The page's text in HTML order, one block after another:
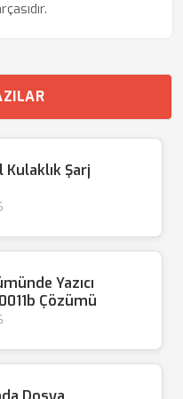
Kulaklık Şarj
Yazıcı
Çözümü